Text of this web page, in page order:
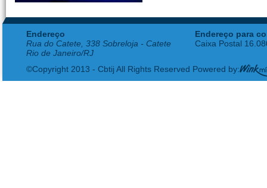
Endereço
Rua do Catete, 338 Sobreloja - Catete
Rio de Janeiro/RJ
Endereço para
Caixa Postal
©Copyright 2013 - Cbtij All Rights Reserved Powered by: